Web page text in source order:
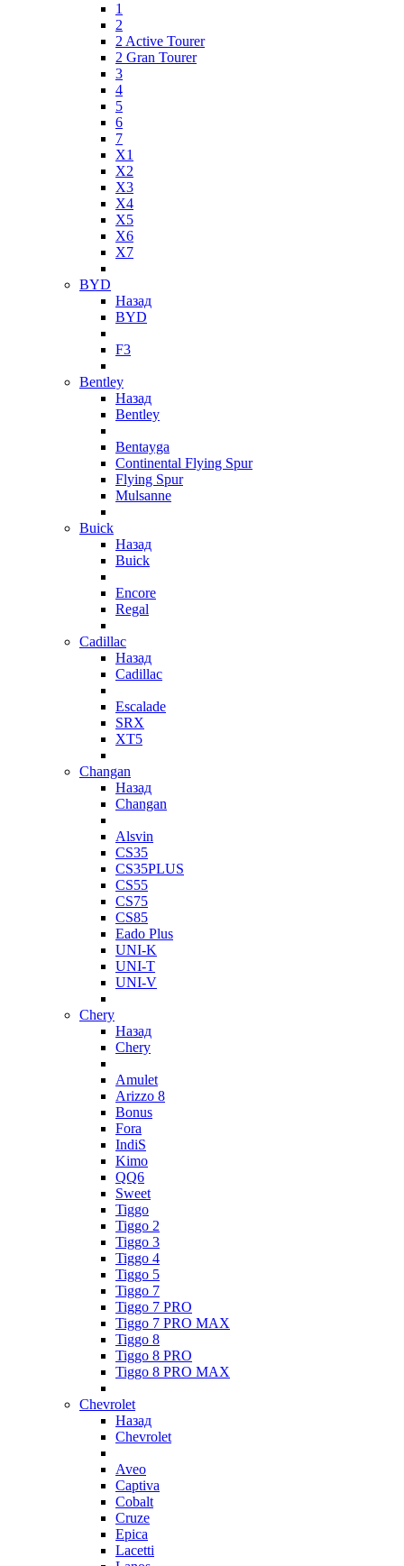
1
2
2 Active Tourer
2 Gran Tourer
3
4
5
6
7
X1
X2
X3
X4
X5
X6
X7
BYD
Назад
BYD
F3
Bentley
Назад
Bentley
Bentayga
Continental Flying Spur
Flying Spur
Mulsanne
Buick
Назад
Buick
Encore
Regal
Cadillac
Назад
Cadillac
Escalade
SRX
XT5
Changan
Назад
Changan
Alsvin
CS35
CS35PLUS
CS55
CS75
CS85
Eado Plus
UNI-K
UNI-T
UNI-V
Chery
Назад
Chery
Amulet
Arizzo 8
Bonus
Fora
IndiS
Kimo
QQ6
Sweet
Tiggo
Tiggo 2
Tiggo 3
Tiggo 4
Tiggo 5
Tiggo 7
Tiggo 7 PRO
Tiggo 7 PRO MAX
Tiggo 8
Tiggo 8 PRO
Tiggo 8 PRO MAX
Chevrolet
Назад
Chevrolet
Aveo
Captiva
Cobalt
Cruze
Epica
Lacetti